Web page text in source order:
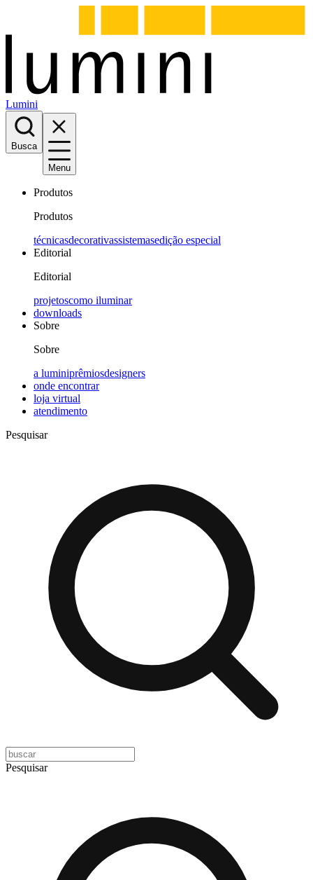
Lumini
Busca
Menu
Produtos
Produtos
técnicasdecorativassistemasedição especial
Editorial
Editorial
projetoscomo iluminar
downloads
Sobre
Sobre
a luminiprêmiosdesigners
onde encontrar
loja virtual
atendimento
Pesquisar
Pesquisar